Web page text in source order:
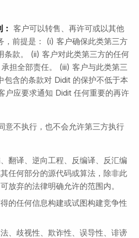
客户可以转售、再许可或以其他
，前提是： (i) 客户确保此类第三方
条款。 (ii) 客户对此类第三方的任何
担全部责任。 (iii) 客户与此类第三
包含的条款对 Didit 的保护不低于本
户应要求通知 Didit 任何重要的再许
意不执行，也不会允许第三方执行
翻译、逆向工程、反编译、反汇编
任何部分的源代码或算法，除非此
放弃的法律明确允许的范围内。
的任何信息构建或试图构建竞争性
、歧视性、欺诈性、误导性、诽谤